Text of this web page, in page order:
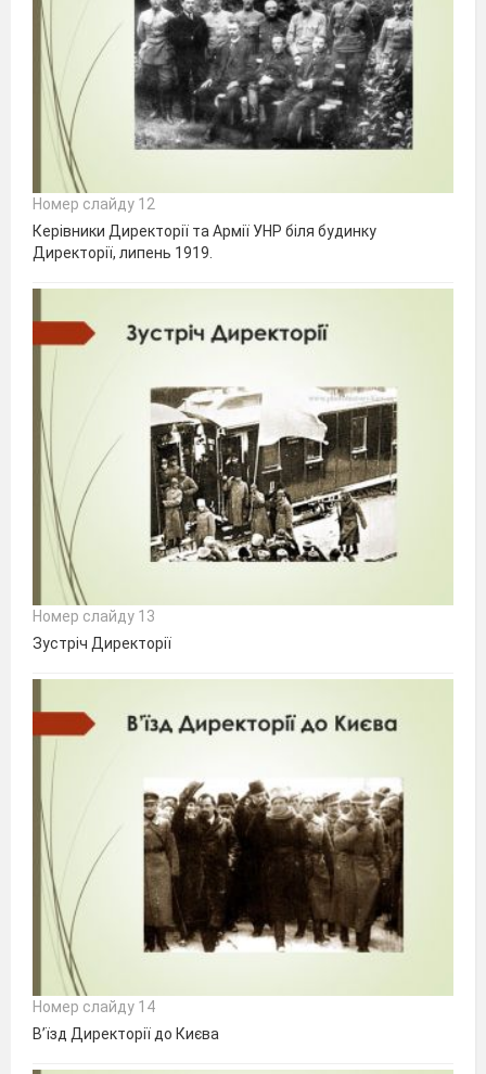
Номер слайду 12
Керівники Директорії та Армії УНР біля будинку
Директорії, липень 1919.
Номер слайду 13
Зустріч Директорії
Номер слайду 14
В’їзд Директорії до Києва